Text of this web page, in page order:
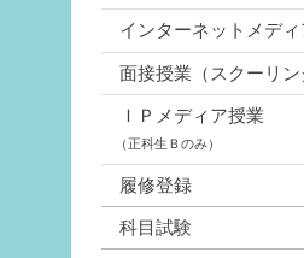
インターネットメディ
面接授業（スクーリン
ＩＰメディア授業
（正科生Ｂのみ）
履修登録
科目試験